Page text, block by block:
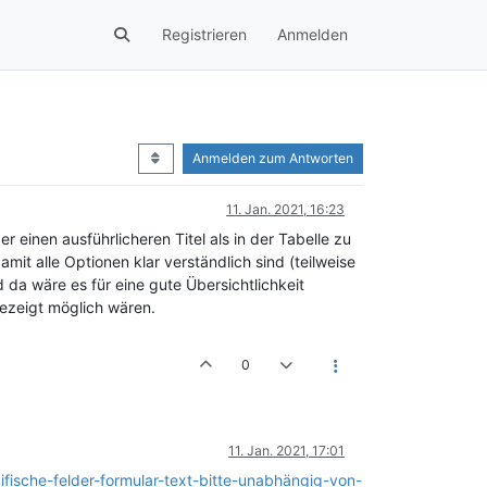
Registrieren Anmelden
Anmelden zum Antworten
11. Jan. 2021, 16:23
einen ausführlicheren Titel als in der Tabelle zu
alle Optionen klar verständlich sind (teilweise
da wäre es für eine gute Übersichtlichkeit
möglich wären.
0
11. Jan. 2021, 17:01
felder-formular-text-bitte-unabhängig-von-